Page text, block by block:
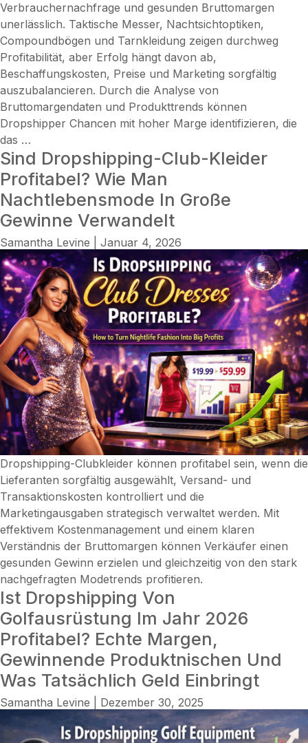
Verbrauchernachfrage und gesunden Bruttomargen
unerlässlich. Taktische Messer, Nachtsichtoptiken,
Compoundbögen und Tarnkleidung zeigen durchweg
Profitabilität, aber Erfolg hängt davon ab,
Beschaffungskosten, Preise und Marketing sorgfältig
auszubalancieren. Durch die Analyse von
Bruttomargendaten und Produkttrends können
Dropshipper Chancen mit hoher Marge identifizieren, die
das …
das
Dropshipping-
Jagen
von
Produkten
profitabel?
Reale
Margen,
Markttrends
und
Gewinnprodukte
für
2026
Sind Dropshipping-Club-Kleider
Profitabel? Wie Man
Nachtlebensmode In Große
Gewinne Verwandelt
Samantha Levine Januar 4, 2026
Dropshipping-Clubkleider können profitabel sein, wenn die
Lieferanten sorgfältig ausgewählt, Versand- und
Transaktionskosten kontrolliert und die
Marketingausgaben strategisch verwaltet werden. Mit
effektivem Kostenmanagement und einem klaren
Verständnis der Bruttomargen können Verkäufer einen
gesunden Gewinn erzielen und gleichzeitig von den stark
nachgefragten Modetrends profitieren.
Ist Dropshipping Von
Golfausrüstung Im Jahr 2026
Profitabel? Echte Margen,
Gewinnende Produktnischen Und
Was Tatsächlich Geld Einbringt
Samantha Levine Dezember 30, 2025